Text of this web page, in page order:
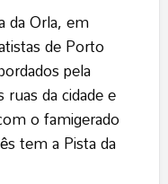
da Orla, em
de Porto
pela
da cidade e
o famigerado
tem a Pista da